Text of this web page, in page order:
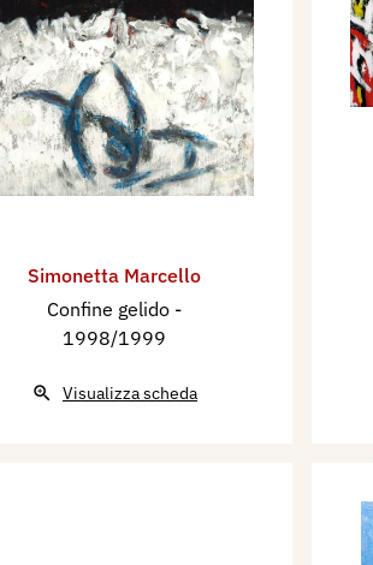
Simonetta Marcello
Confine gelido -
1998/1999
Visualizza scheda